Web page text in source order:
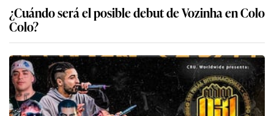
¿Cuándo será el posible debut de Vozinha en Colo
Colo?